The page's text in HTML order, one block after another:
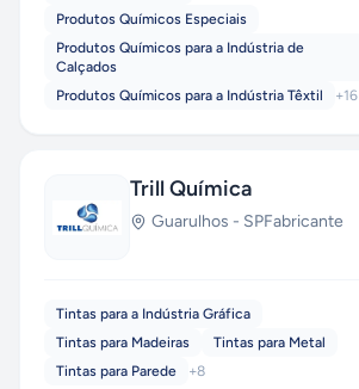
Produtos Químicos Especiais
Produtos Químicos para a Indústria de
Calçados
Produtos Químicos para a Indústria Têxtil
+16
Trill Química
Guarulhos - SPFabricante
Tintas para a Indústria Gráfica
Tintas para Madeiras
Tintas para Metal
Tintas para Parede
+8